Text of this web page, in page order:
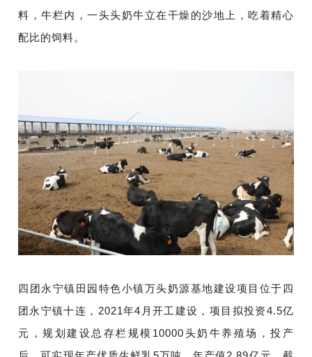
料，牛栏内，一头头奶牛立在干燥的沙地上，吃着精心
配比的饲料。
四团永宁镇田园特色小镇万头奶源基地建设项目位于四
团永宁镇十连，2021年4月开工建设，项目拟投资4.5亿
元，规划建设总存栏规模10000头奶牛养殖场，投产